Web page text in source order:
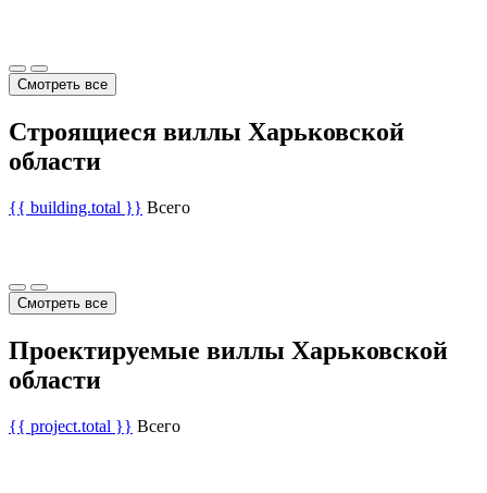
Смотреть все
Строящиеся виллы Харьковской
области
{{ building.total }} Всего
Смотреть все
Проектируемые виллы Харьковской
области
{{ project.total }} Всего